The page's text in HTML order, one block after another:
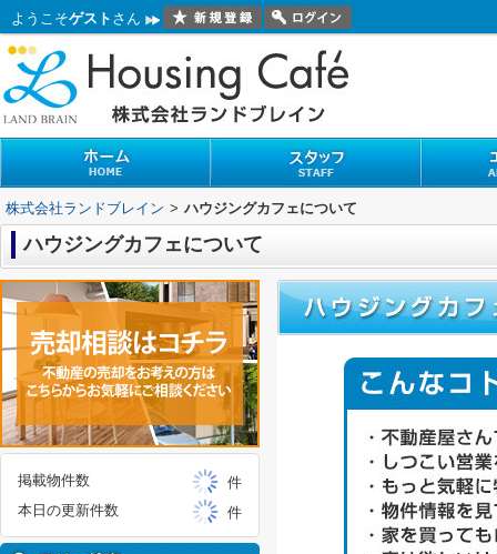
ようこそゲスト さん
株式会社ランドブレイン > ハウジングカフェについて
ハウジングカフェについて
掲載物件数
件
本日の更新件数
件